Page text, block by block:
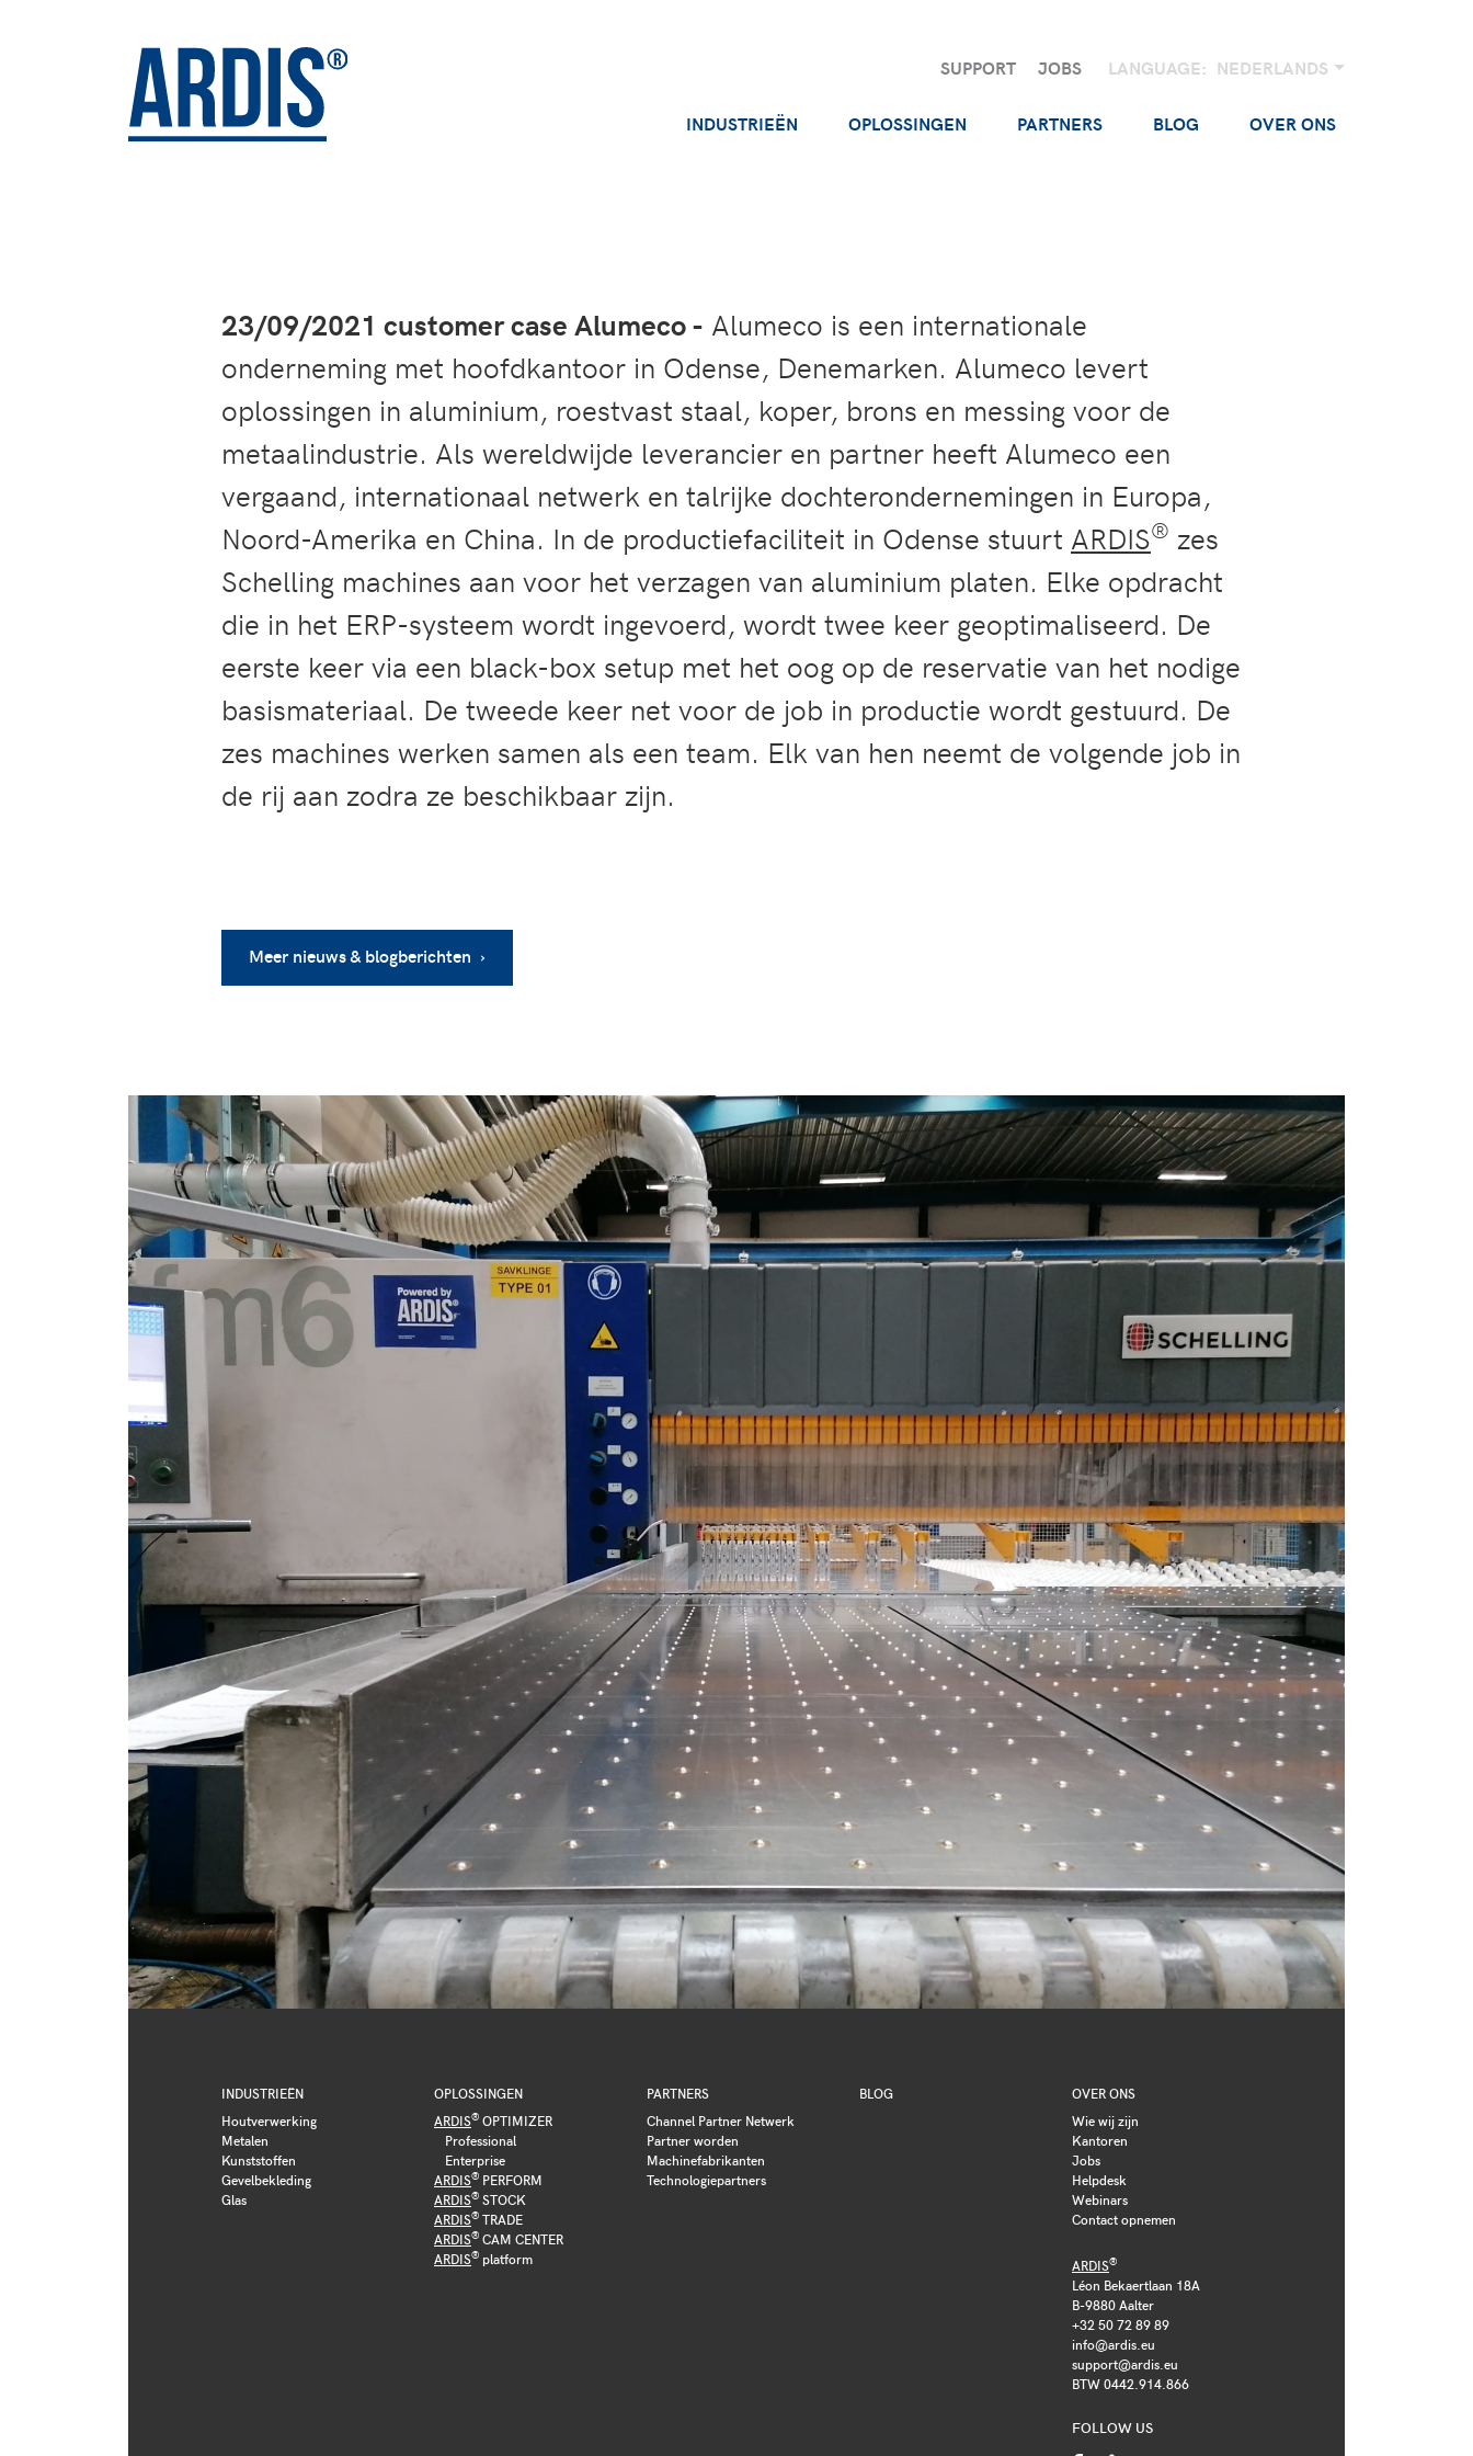
SUPPORT JOBS LANGUAGE: NEDERLANDS
INDUSTRIEËN OPLOSSINGEN PARTNERS BLOG OVER ONS
23/09/2021 customer case Alumeco - Alumeco is een internationale
onderneming met hoofdkantoor in Odense, Denemarken. Alumeco levert
oplossingen in aluminium, roestvast staal, koper, brons en messing voor de
metaalindustrie. Als wereldwijde leverancier en partner heeft Alumeco een
vergaand, internationaal netwerk en talrijke dochterondernemingen in Europa,
Noord-Amerika en China. In de productiefaciliteit in Odense stuurt ARDIS® zes
Schelling machines aan voor het verzagen van aluminium platen. Elke opdracht
die in het ERP-systeem wordt ingevoerd, wordt twee keer geoptimaliseerd. De
eerste keer via een black-box setup met het oog op de reservatie van het nodige
basismateriaal. De tweede keer net voor de job in productie wordt gestuurd. De
zes machines werken samen als een team. Elk van hen neemt de volgende job in
de rij aan zodra ze beschikbaar zijn.
Meer nieuws & blogberichten ›
INDUSTRIEËN
Houtverwerking
Metalen
Kunststoffen
Gevelbekleding
Glas
OPLOSSINGEN
ARDIS® OPTIMIZER
Professional
Enterprise
ARDIS® PERFORM
ARDIS® STOCK
ARDIS® TRADE
ARDIS® CAM CENTER
ARDIS® platform
PARTNERS
Channel Partner Netwerk
Partner worden
Machinefabrikanten
Technologiepartners
BLOG
OVER ONS
Wie wij zijn
Kantoren
Jobs
Helpdesk
Webinars
Contact opnemen
ARDIS®
Léon Bekaertlaan 18A
B-9880 Aalter
+32 50 72 89 89
info@ardis.eu
support@ardis.eu
BTW 0442.914.866
FOLLOW US